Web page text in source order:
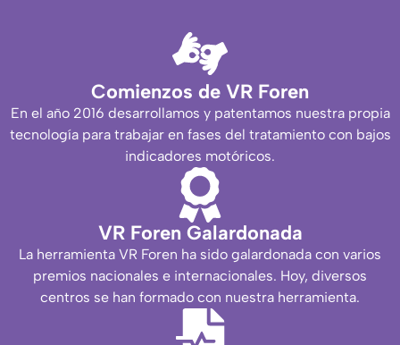
Comienzos de VR Foren
En el año 2016 desarrollamos y patentamos nuestra propia
tecnología para trabajar en fases del tratamiento con bajos
indicadores motóricos.
VR Foren Galardonada
La herramienta VR Foren ha sido galardonada con varios
premios nacionales e internacionales. Hoy, diversos
centros se han formado con nuestra herramienta.